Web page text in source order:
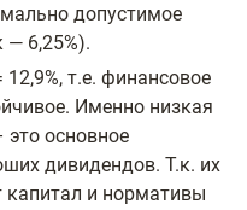
допустимое
— 6,25%).
т.е. финансовое
Именно низкая
это основное
дивидендов. Т.к. их
и нормативы